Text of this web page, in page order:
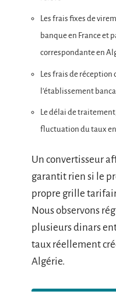
Les frais fixes de
banque en France et
correspondante en
Les frais de réception
l’établissement
Le délai de
fluctuation du taux
Un convertisseur
garantit rien si le
propre grille
Nous observons
plusieurs dinars
taux réellement
Algérie.